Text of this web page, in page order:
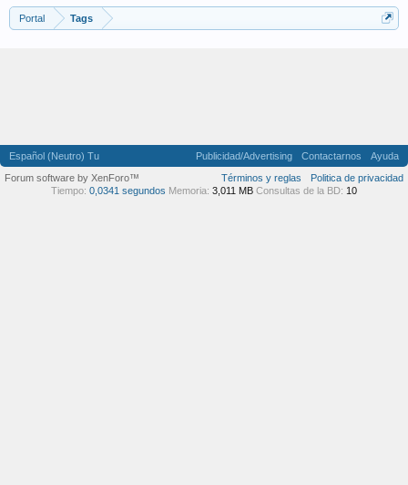
Portal Tags
Español (Neutro) Tu Publicidad/Advertising Contactarnos
Ayuda
Términos y reglas
Politica de privacidad
Forum software by XenForo™
Tiempo: 0,0341 segundos Memoria: 3,011 MB Consultas de la BD: 10